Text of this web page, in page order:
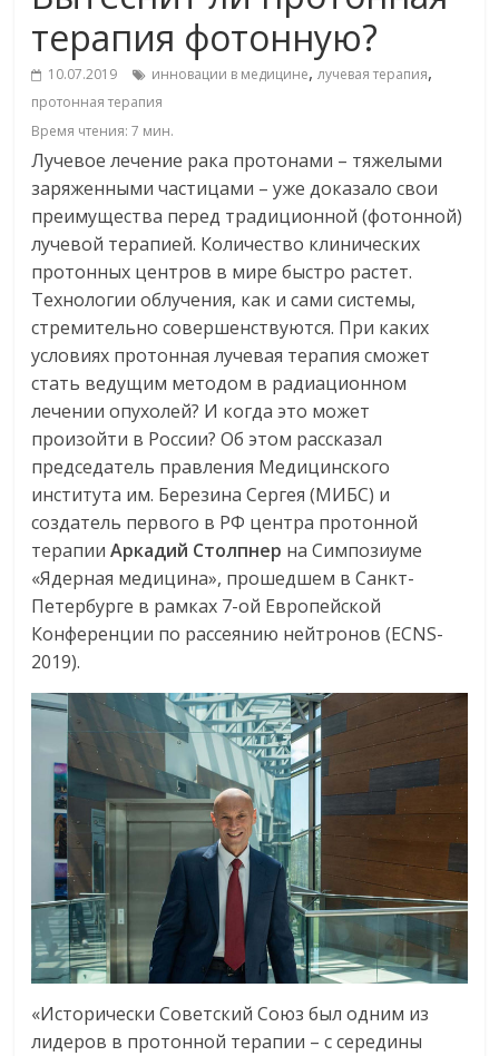
терапия фотонную?
10.07.2019 инновации в медицине,лучевая терапия,
протонная терапия
Время чтения:7 мин.
Лучевое лечение рака протонами – тяжелыми
заряженными частицами – уже доказало свои
преимущества перед традиционной (фотонной)
лучевой терапией. Количество клинических
протонных центров в мире быстро растет.
Технологии облучения, как и сами системы,
стремительно совершенствуются. При каких
условиях протонная лучевая терапия сможет
стать ведущим методом в радиационном
лечении опухолей? И когда это может
произойти в России? Об этом рассказал
председатель правления Медицинского
института им. Березина Сергея (МИБС) и
создатель первого в РФ центра протонной
терапииАркадий Столпнер на Симпозиуме
«Ядерная медицина», прошедшем в Санкт-
Петербурге в рамках 7-ой Европейской
Конференции по рассеянию нейтронов (ECNS-
2019).
«Исторически Советский Союз был одним из
лидеров в протонной терапии – с середины